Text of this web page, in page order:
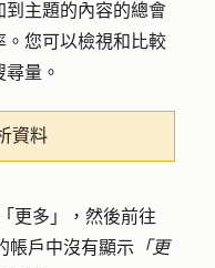
到主題的內容的總會
。您可以檢視和比較
量。
資料
「更多」
，然後前往
帳戶中沒有顯示 「更